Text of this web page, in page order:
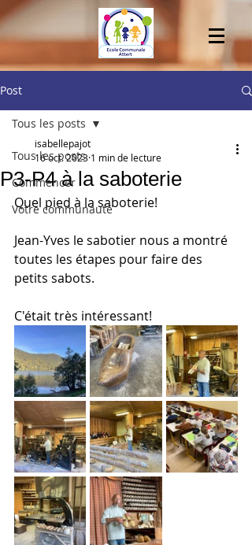
Post
Tous les posts
Commencer
Votre communauté
Tous les posts
P3-P4 à la saboterie
isabellepajot
16 oct. 2023 1 min de lecture
Quel pied à la saboterie!
Jean-Yves le sabotier nous a montré
toutes les étapes pour faire des
petits sabots.
C'était très intéressant!